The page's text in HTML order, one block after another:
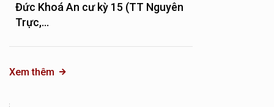
Đức Khoá An cư kỳ 15 (TT Nguyên
Trực,...
Xem thêm